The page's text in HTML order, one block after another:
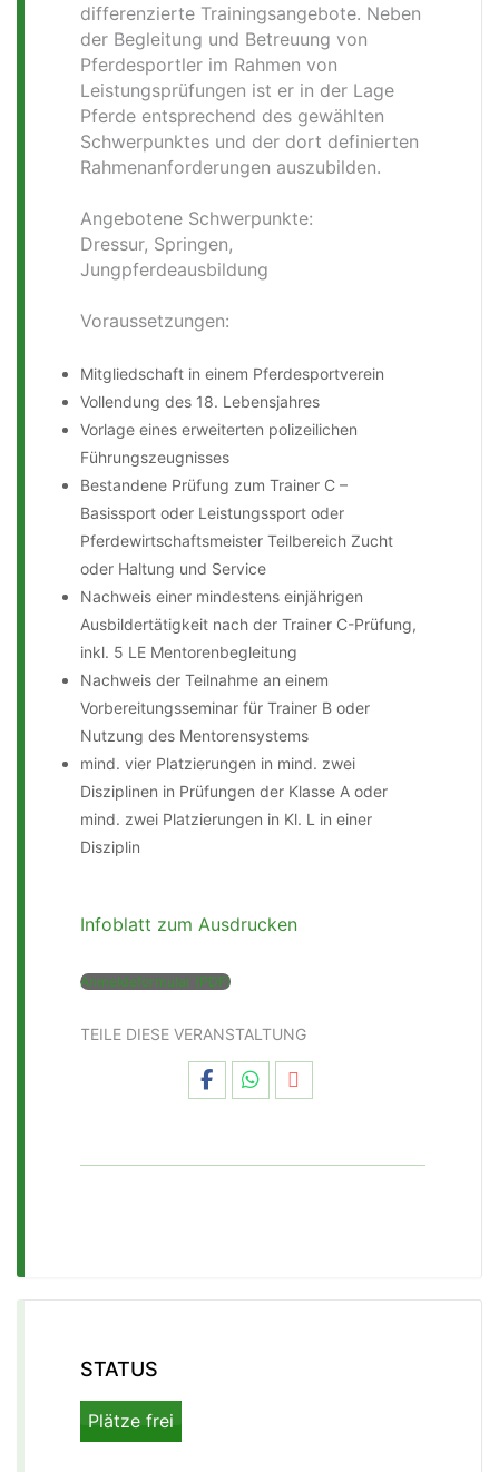
differenzierte Trainingsangebote. Neben
der Begleitung und Betreuung von
Pferdesportler im Rahmen von
Leistungsprüfungen ist er in der Lage
Pferde entsprechend des gewählten
Schwerpunktes und der dort definierten
Rahmenanforderungen auszubilden.
Angebotene Schwerpunkte:
Dressur, Springen,
Jungpferdeausbildung
Voraussetzungen:
Mitgliedschaft in einem Pferdesportverein
Vollendung des 18. Lebensjahres
Vorlage eines erweiterten polizeilichen
Führungszeugnisses
Bestandene Prüfung zum Trainer C –
Basissport oder Leistungssport oder
Pferdewirtschaftsmeister Teilbereich Zucht
oder Haltung und Service
Nachweis einer mindestens einjährigen
Ausbildertätigkeit nach der Trainer C-Prüfung,
inkl. 5 LE Mentorenbegleitung
Nachweis der Teilnahme an einem
Vorbereitungsseminar für Trainer B oder
Nutzung des Mentorensystems
mind. vier Platzierungen in mind. zwei
Disziplinen in Prüfungen der Klasse A oder
mind. zwei Platzierungen in Kl. L in einer
Disziplin
Infoblatt zum Ausdrucken
Anmeldeformular (PDF)
TEILE DIESE VERANSTALTUNG
STATUS
Plätze frei